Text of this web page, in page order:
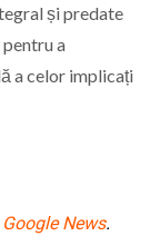
și predate
a
a celor implicați
Google News.